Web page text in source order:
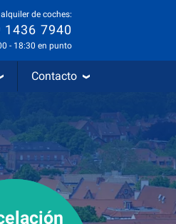
de coches:
1436 7940
- 18:30 en punto
Contacto